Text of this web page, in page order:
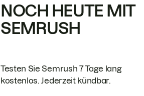
NOCH HEUTE MIT
SEMRUSH
Testen Sie Semrush 7 Tage lang
kostenlos. Jederzeit kündbar.